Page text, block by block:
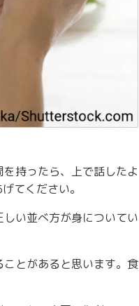
持ったら、上で話したよ
てください。
い並べ方が身についてい
とがあると思います。食